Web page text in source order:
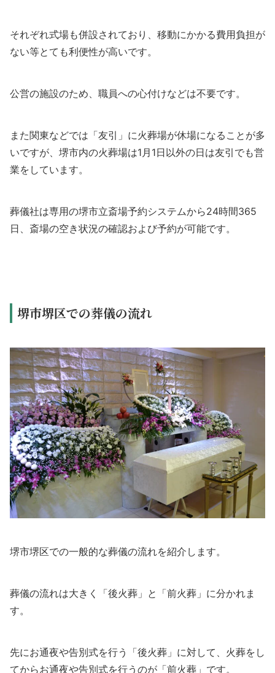
それぞれ式場も併設されており、移動にかかる費用負担が
ない等とても利便性が高いです。
公営の施設のため、職員への心付けなどは不要です。
また関東などでは「友引」に火葬場が休場になることが多
いですが、堺市内の火葬場は1月1日以外の日は友引でも営
業をしています。
葬儀社は専用の堺市立斎場予約システムから24時間365
日、斎場の空き状況の確認および予約が可能です。
堺市堺区での葬儀の流れ
堺市堺区での一般的な葬儀の流れを紹介します。
葬儀の流れは大きく「後火葬」と「前火葬」に分かれま
す。
先にお通夜や告別式を行う「後火葬」に対して、火葬をし
てからお通夜や告別式を行うのが「前火葬」です。